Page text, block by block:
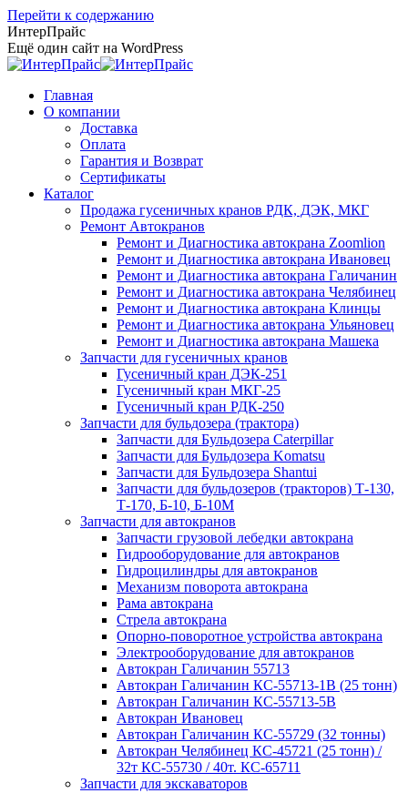
Перейти к содержанию
ИнтерПрайс
Ещё один сайт на WordPress
Главная
О компании
Доставка
Оплата
Гарантия и Возврат
Сертификаты
Каталог
Продажа гусеничных кранов РДК, ДЭК, МКГ
Ремонт Автокранов
Ремонт и Диагностика автокрана Zoomlion
Ремонт и Диагностика автокрана Ивановец
Ремонт и Диагностика автокрана Галичанин
Ремонт и Диагностика автокрана Челябинец
Ремонт и Диагностика автокрана Клинцы
Ремонт и Диагностика автокрана Ульяновец
Ремонт и Диагностика автокрана Машека
Запчасти для гусеничных кранов
Гусеничный кран ДЭК-251
Гусеничный кран МКГ-25
Гусеничный кран РДК-250
Запчасти для бульдозера (трактора)
Запчасти для Бульдозера Caterpillar
Запчасти для Бульдозера Komatsu
Запчасти для Бульдозера Shantui
Запчасти для бульдозеров (тракторов) Т-130,
Т-170, Б-10, Б-10М
Запчасти для автокранов
Запчасти грузовой лебедки автокрана
Гидрооборудование для автокранов
Гидроцилиндры для автокранов
Механизм поворота автокрана
Рама автокрана
Стрела автокрана
Опорно-поворотное устройства автокрана
Электрооборудование для автокранов
Автокран Галичанин 55713
Автокран Галичанин КС-55713-1В (25 тонн)
Автокран Галичанин КС-55713-5В
Автокран Ивановец
Автокран Галичанин КС-55729 (32 тонны)
Автокран Челябинец КС-45721 (25 тонн) /
32т КС-55730 / 40т. КС-65711
Запчасти для экскаваторов